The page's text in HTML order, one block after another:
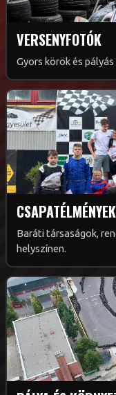
VERSENYFOTÓK
Gyors körök és
CSAPATÉLMÉNYEK
Baráti társaságok,
helyszínen.